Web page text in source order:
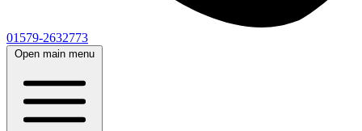
01579-2632773
Open main menu